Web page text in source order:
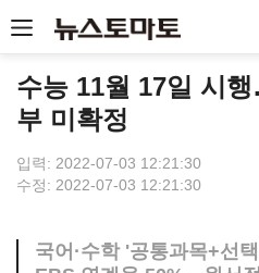
수능 11월 17일 시
부 미확정
입력: 2022-07-03 12:21:30
수정: 2022-07-03 12:21:30
국어·수학 '공통과목+선